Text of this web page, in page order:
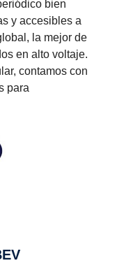
bien
y accesibles a
la mejor de
en alto voltaje.
contamos con
para